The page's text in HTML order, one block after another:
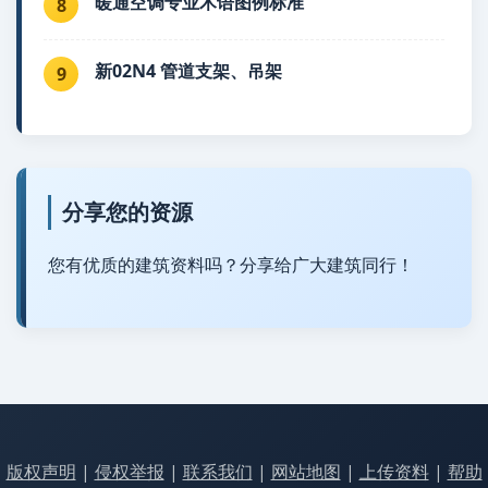
8
9 新02N4 管道支架、吊架
分享您的资源
您有优质的建筑资料吗？分享给广大建筑同行！
版权声明 | 侵权举报 | 联系我们 | 网站地图 | 上传资料| 帮助